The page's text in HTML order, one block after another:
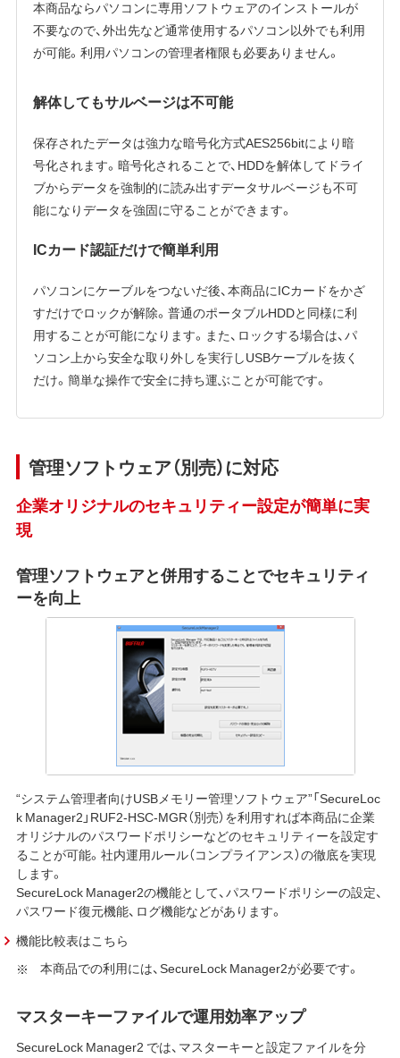
本商品ならパソコンに専用ソフトウェアのインストールが
不要なので、外出先など通常使用するパソコン以外でも利用
が可能。利用パソコンの管理者権限も必要ありません。
解体してもサルベージは不可能
保存されたデータは強力な暗号化方式AES256bitにより暗
号化されます。暗号化されることで、HDDを解体してドライ
ブからデータを強制的に読み出すデータサルベージも不可
能になりデータを強固に守ることができます。
ICカード認証だけで簡単利用
パソコンにケーブルをつないだ後、本商品にICカードをかざ
すだけでロックが解除。普通のポータブルHDDと同様に利
用することが可能になります。また、ロックする場合は、パ
ソコン上から安全な取り外しを実行しUSBケーブルを抜く
だけ。簡単な操作で安全に持ち運ぶことが可能です。
管理ソフトウェア（別売）に対応
企業オリジナルのセキュリティー設定が簡単に実
現
管理ソフトウェアと併用することでセキュリティ
ーを向上
“システム管理者向けUSBメモリー管理ソフトウェア”「SecureLoc
k Manager2」 RUF2-HSC-MGR（別売）を利用すれば本商品に企業
オリジナルのパスワードポリシーなどのセキュリティーを設定す
ることが可能。社内運用ルール（コンプライアンス）の徹底を実現
します。
SecureLock Manager2の機能として、パスワードポリシーの設定、
パスワード復元機能、ログ機能などがあります。
機能比較表はこちら
本商品での利用には、SecureLock Manager2が必要です。
マスターキーファイルで運用効率アップ
SecureLock Manager2 では、マスターキーと設定ファイルを分